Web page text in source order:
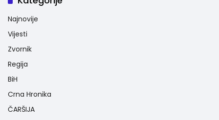
Najnovije
Vijesti
Zvornik
Regija
BiH
Crna Hronika
ČARŠIJA